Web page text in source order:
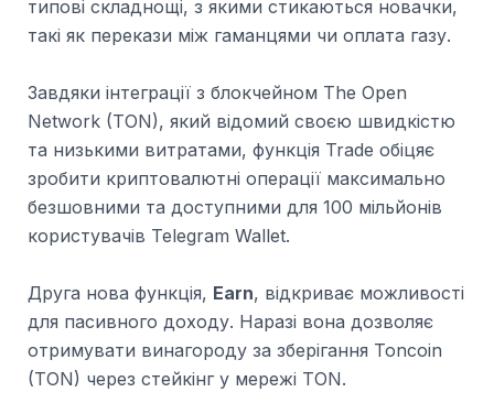
типові складнощі, з якими стикаються новачки,
такі як перекази між гаманцями чи оплата газу.
Завдяки інтеграції з блокчейном The Open
Network (TON), який відомий своєю швидкістю
та низькими витратами, функція Trade обіцяє
зробити криптовалютні операції максимально
безшовними та доступними для 100 мільйонів
користувачів Telegram Wallet.
Друга нова функція, Earn, відкриває можливості
для пасивного доходу. Наразі вона дозволяє
отримувати винагороду за зберігання Toncoin
(TON) через стейкінг у мережі TON.